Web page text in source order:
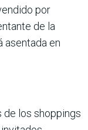
por
de la
asentada en
de los shop­pings